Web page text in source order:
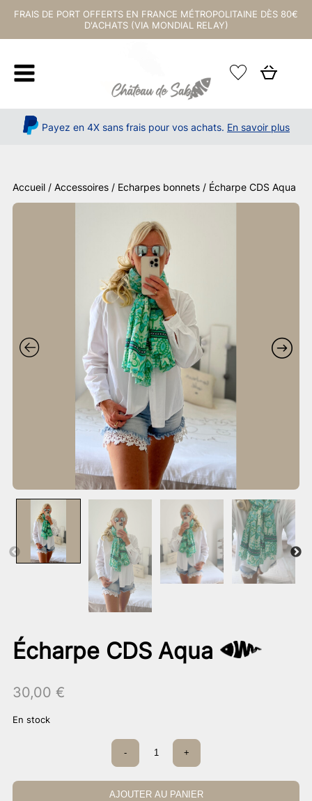
FRAIS DE PORT OFFERTS EN FRANCE MÉTROPOLITAINE DÈS 80€
D'ACHATS (VIA MONDIAL RELAY)
Payez en 4X sans frais pour vos achats. En savoir plus
Accueil / Accessoires / Echarpes bonnets / Écharpe CDS Aqua
Écharpe CDS Aqua
30,00 €
En stock
quantité
Écharpe
CDS
Aqua
- +
AJOUTER AU PANIER